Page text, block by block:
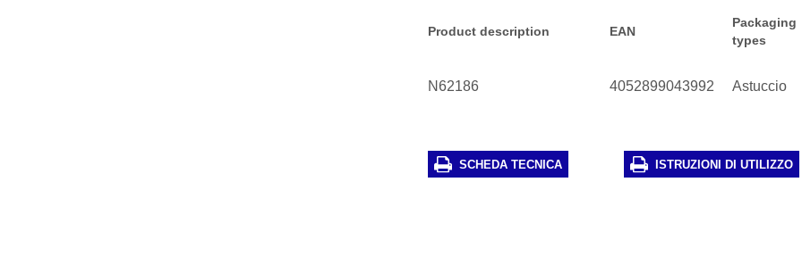
Product description EAN
Packaging
types
N62186 4052899043992 Astuccio
SCHEDA TECNICA ISTRUZIONI DI UTILIZZO